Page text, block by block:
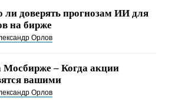
доверять прогнозам ИИ для
на бирже
Орлов
Мосбирже – Когда акции
вашими
Орлов